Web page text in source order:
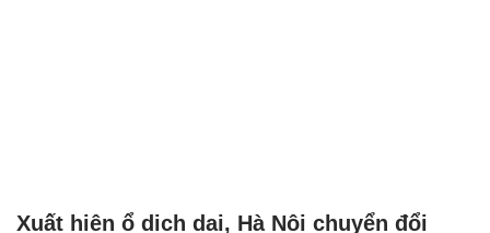
Xuất hiện ổ dịch dại, Hà Nội chuyển đổi